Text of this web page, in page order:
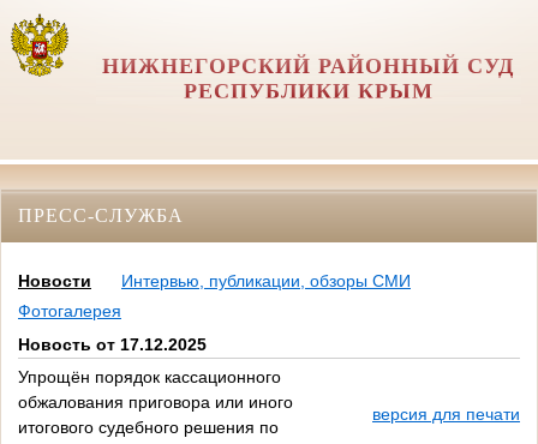
НИЖНЕГОРСКИЙ РАЙОННЫЙ СУД
РЕСПУБЛИКИ КРЫМ
ПРЕСС-СЛУЖБА
Новости
Интервью, публикации, обзоры СМИ
Фотогалерея
Новость от 17.12.2025
Упрощён порядок кассационного
обжалования приговора или иного
итогового судебного решения по
версия для печати